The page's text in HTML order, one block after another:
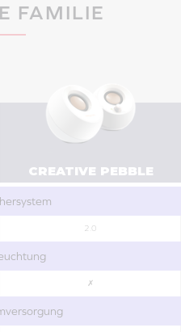
FAMILIE
CREATIVE PEBBLE
2.0
✗